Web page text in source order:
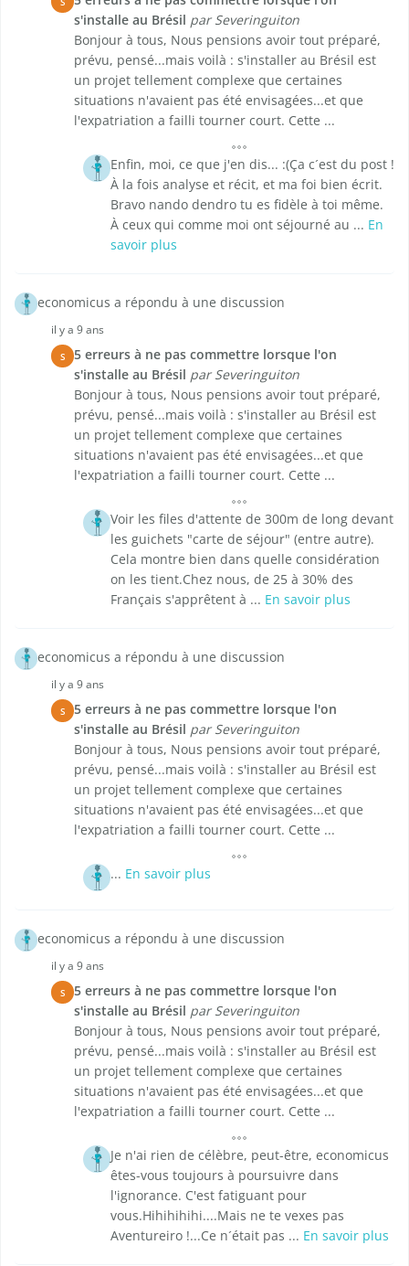
s'installe au Brésil par Severinguiton
Bonjour à tous, Nous pensions avoir tout préparé,
prévu, pensé...mais voilà : s'installer au Brésil est
un projet tellement complexe que certaines
situations n'avaient pas été envisagées...et que
l'expatriation a failli tourner court. Cette ...
Enfin, moi, ce que j'en dis... :(Ça c´est du post !
À la fois analyse et récit, et ma foi bien écrit.
Bravo nando dendro tu es fidèle à toi même.
À ceux qui comme moi ont séjourné au ... En
savoir plus
economicus a répondu à une discussion
il y a 9 ans
S
5 erreurs à ne pas commettre lorsque l'on
s'installe au Brésil par Severinguiton
Bonjour à tous, Nous pensions avoir tout préparé,
prévu, pensé...mais voilà : s'installer au Brésil est
un projet tellement complexe que certaines
situations n'avaient pas été envisagées...et que
l'expatriation a failli tourner court. Cette ...
Voir les files d'attente de 300m de long devant
les guichets "carte de séjour" (entre autre).
Cela montre bien dans quelle considération
on les tient.Chez nous, de 25 à 30% des
Français s'apprêtent à ... En savoir plus
economicus a répondu à une discussion
il y a 9 ans
S
5 erreurs à ne pas commettre lorsque l'on
s'installe au Brésil par Severinguiton
Bonjour à tous, Nous pensions avoir tout préparé,
prévu, pensé...mais voilà : s'installer au Brésil est
un projet tellement complexe que certaines
situations n'avaient pas été envisagées...et que
l'expatriation a failli tourner court. Cette ...
... En savoir plus
economicus a répondu à une discussion
il y a 9 ans
S
5 erreurs à ne pas commettre lorsque l'on
s'installe au Brésil par Severinguiton
Bonjour à tous, Nous pensions avoir tout préparé,
prévu, pensé...mais voilà : s'installer au Brésil est
un projet tellement complexe que certaines
situations n'avaient pas été envisagées...et que
l'expatriation a failli tourner court. Cette ...
Je n'ai rien de célèbre, peut-être, economicus
êtes-vous toujours à poursuivre dans
l'ignorance. C'est fatiguant pour
vous.Hihihihihi....Mais ne te vexes pas
Aventureiro !...Ce n´était pas ... En savoir plus